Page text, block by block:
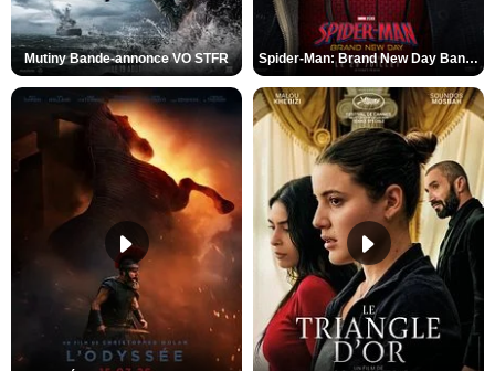
Mutiny Bande-annonce VO STFR Spider-Man: Brand New Day Bande-annonce VO STFR